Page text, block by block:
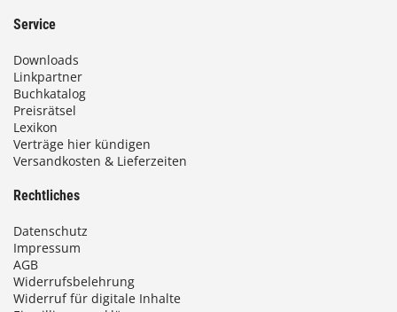
Service
Downloads
Linkpartner
Buchkatalog
Preisrätsel
Lexikon
Verträge hier kündigen
Versandkosten & Lieferzeiten
Rechtliches
Datenschutz
Impressum
AGB
Widerrufsbelehrung
Widerruf für digitale Inhalte